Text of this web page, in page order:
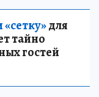
для
тайно
гостей